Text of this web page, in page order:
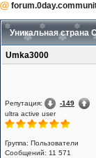
Уникальная
Umka3000
Репутация:
-149
ultra active user
Группа: Пользователи
Сообщений: 11 571